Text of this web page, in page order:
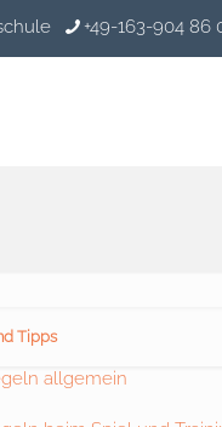
+49-163-904 86
Tipps
allgemein